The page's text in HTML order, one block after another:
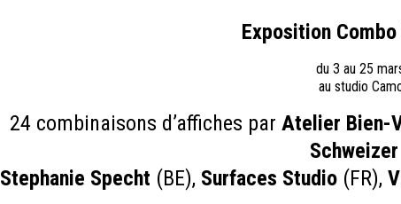
Exposition
du 3 au 25
au studio
24 combinaisons d’affiches par Atelier Bien-
Schweizer
Stephanie Specht (BE), Surfaces Studio(FR),